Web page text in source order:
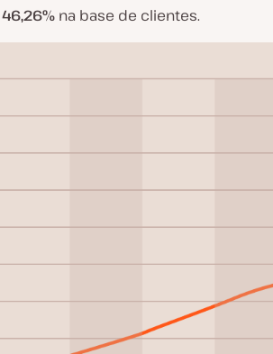
na base de clientes.